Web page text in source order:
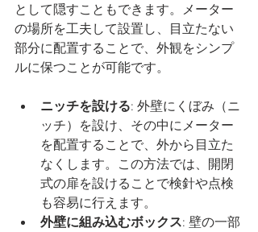
として隠すこともできます。メーター
の場所を工夫して設置し、目立たない
部分に配置することで、外観をシンプ
ルに保つことが可能です。
ニッチを設ける: 外壁にくぼみ（ニ
ッチ）を設け、その中にメーター
を配置することで、外から目立た
なくします。この方法では、開閉
式の扉を設けることで検針や点検
も容易に行えます。
外壁に組み込むボックス: 壁の一部